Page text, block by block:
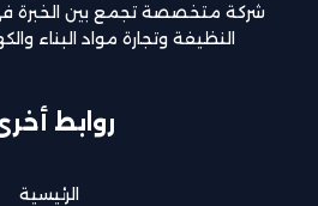
شركة متخصصة تجمع بين الخبرة
النظيفة وتجارة مواد البناء
روابط
الرئيسية